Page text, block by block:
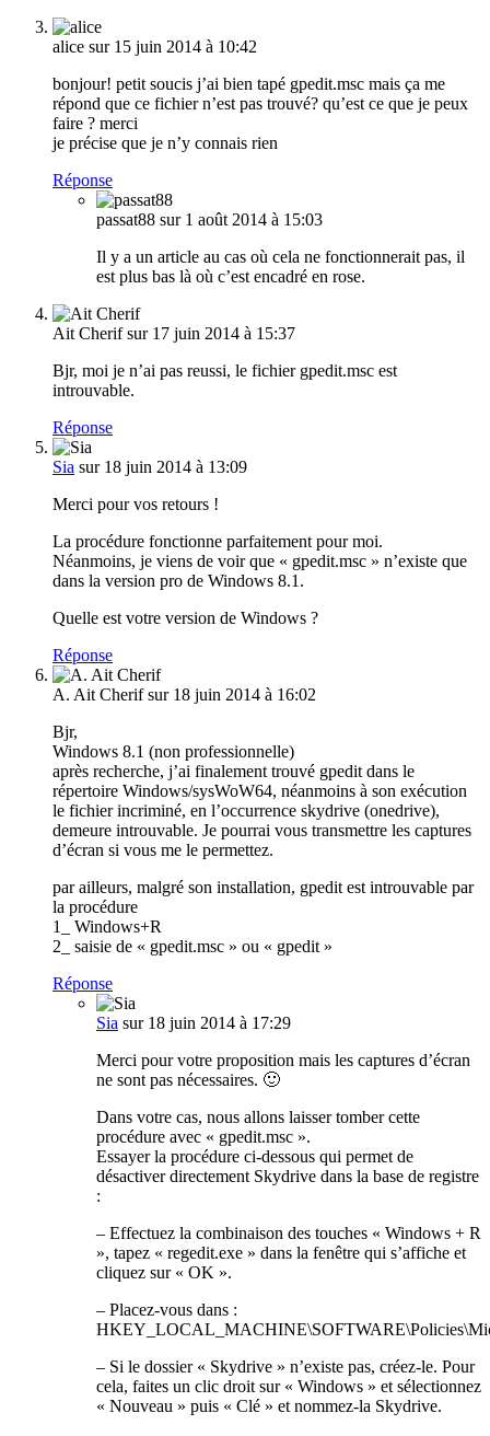
alice sur 15 juin 2014 à 10:42
bonjour! petit soucis j’ai bien tapé gpedit.msc mais ça me
répond que ce fichier n’est pas trouvé? qu’est ce que je peux
faire ? merci
je précise que je n’y connais rien
Réponse
passat88 sur 1 août 2014 à 15:03
Il y a un article au cas où cela ne fonctionnerait pas, il
est plus bas là où c’est encadré en rose.
Ait Cherif sur 17 juin 2014 à 15:37
Bjr, moi je n’ai pas reussi, le fichier gpedit.msc est
introuvable.
Réponse
Sia sur 18 juin 2014 à 13:09
Merci pour vos retours !
La procédure fonctionne parfaitement pour moi.
Néanmoins, je viens de voir que « gpedit.msc » n’existe que
dans la version pro de Windows 8.1.
Quelle est votre version de Windows ?
Réponse
A. Ait Cherif sur 18 juin 2014 à 16:02
Bjr,
Windows 8.1 (non professionnelle)
après recherche, j’ai finalement trouvé gpedit dans le
répertoire Windows/sysWoW64, néanmoins à son exécution
le fichier incriminé, en l’occurrence skydrive (onedrive),
demeure introuvable. Je pourrai vous transmettre les captures
d’écran si vous me le permettez.
par ailleurs, malgré son installation, gpedit est introuvable par
la procédure
1_ Windows+R
2_ saisie de « gpedit.msc » ou « gpedit »
Réponse
Sia sur 18 juin 2014 à 17:29
Merci pour votre proposition mais les captures d’écran
ne sont pas nécessaires. 🙂
Dans votre cas, nous allons laisser tomber cette
procédure avec « gpedit.msc ».
Essayer la procédure ci-dessous qui permet de
désactiver directement Skydrive dans la base de registre
:
– Effectuez la combinaison des touches « Windows + R
», tapez « regedit.exe » dans la fenêtre qui s’affiche et
cliquez sur « OK ».
– Placez-vous dans :
– Si le dossier « Skydrive » n’existe pas, créez-le. Pour
cela, faites un clic droit sur « Windows » et sélectionnez
« Nouveau » puis « Clé » et nommez-la Skydrive.